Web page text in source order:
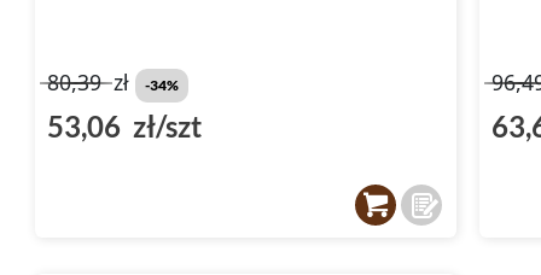
80,39zł -34%
53,06 zł/szt